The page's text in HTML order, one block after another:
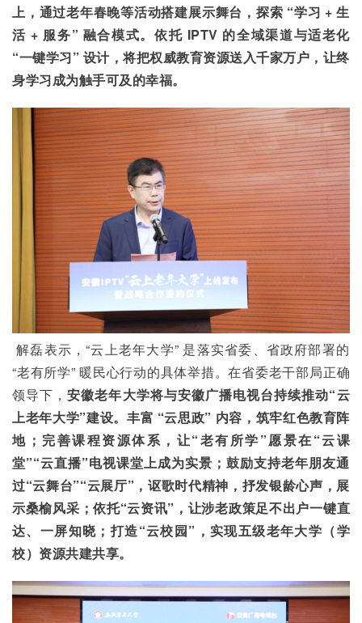
上，通过老年春晚等活动搭建展示舞台，探索 “学习 + 生
活 + 服务” 融合模式。依托 IPTV 的全域渠道与适老化
“一键学习” 设计，将把权威教育资源送入千家万户，让终
身学习成为触手可及的幸福。
解磊表示，“云上老年大学” 是落实省委、省政府部署的
“老有所学” 暖民心行动的具体举措。在省委老干部局正确
领导下，安徽老年大学将与安徽广播电视台持续推动“云
上老年大学”建设。丰富 “云思政” 内容，筑牢红色教育阵
地；完善课程资源体系，让“老有所学”愿景在“云课
堂”“云直播”电视课堂上成为实景；鼓励支持老年朋友通
过“云舞台”“云展厅”，讴歌时代精神，抒发银龄心声，展
示桑榆风采；依托“云资讯”，让涉老政策足不出户一键直
达、一屏知晓；打造“云校园”，实现五级老年大学（学
校）资源共建共享。